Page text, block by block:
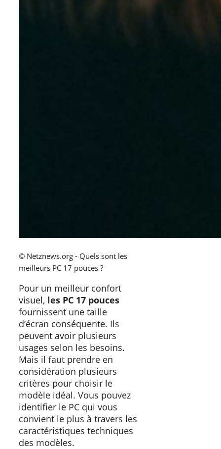
© Netznews.org - Quels sont les
meilleurs PC 17 pouces ?
Pour un meilleur confort
visuel, les PC 17 pouces
fournissent une taille
d’écran conséquente. Ils
peuvent avoir plusieurs
usages selon les besoins.
Mais il faut prendre en
considération plusieurs
critères pour choisir le
modèle idéal. Vous pouvez
identifier le PC qui vous
convient le plus à travers les
caractéristiques techniques
des modèles.